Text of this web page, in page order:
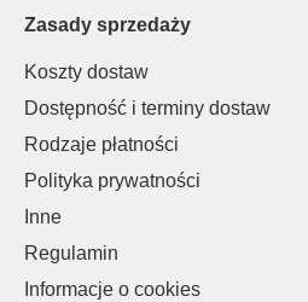
Zasady sprzedaży
Koszty dostaw
Dostępność i terminy dostaw
Rodzaje płatności
Polityka prywatności
Inne
Regulamin
Informacje o cookies